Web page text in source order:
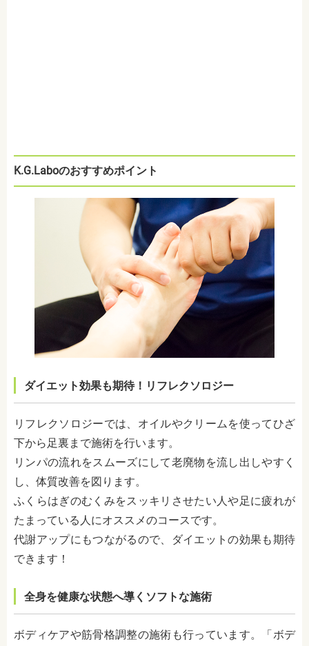
K.G.Laboのおすすめポイント
ダイエット効果も期待！リフレクソロジー
リフレクソロジーでは、オイルやクリームを使ってひざ
下から足裏まで施術を行います。
リンパの流れをスムーズにして老廃物を流し出しやすく
し、体質改善を図ります。
ふくらはぎのむくみをスッキリさせたい人や足に疲れが
たまっている人にオススメのコースです。
代謝アップにもつながるので、ダイエットの効果も期待
できます！
全身を健康な状態へ導くソフトな施術
ボディケアや筋骨格調整の施術も行っています。「ボデ